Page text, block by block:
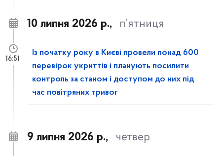
10 липня 2026 р., п’ятниця
Із початку року в Києві провели понад 600
перевірок укриттів і планують посилити
контроль за станом і доступом до них під
час повітряних тривог
16:51
9 липня 2026 р., четвер